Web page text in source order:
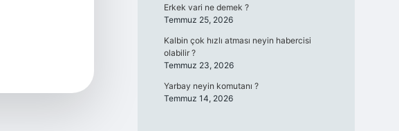
Erkek vari ne demek ?
Temmuz 25, 2026
Kalbin çok hızlı atması neyin habercisi
olabilir ?
Temmuz 23, 2026
Yarbay neyin komutanı ?
Temmuz 14, 2026